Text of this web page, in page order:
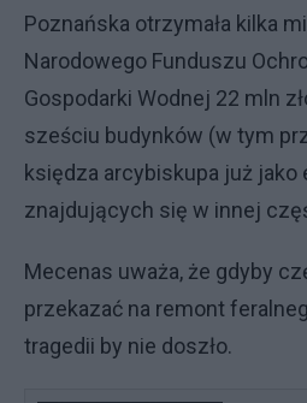
Poznańska otrzymała kilka
Narodowego Funduszu
Gospodarki Wodnej 22 mln
sześciu budynków (w tym
księdza arcybiskupa już jako
znajdujących się w innej
Mecenas uważa, że gdyby
przekazać na remont
tragedii by nie doszło.